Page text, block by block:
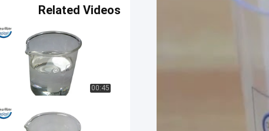
Related Videos
00:45